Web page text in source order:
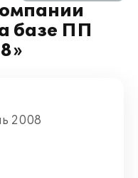
базе ПП
2008